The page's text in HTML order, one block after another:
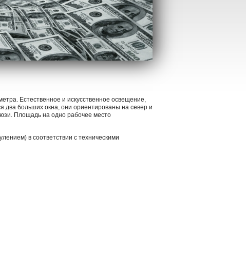
Естественное и искусственное освещение,
два больших окна, они ориентированы на север и
Площадь на одно рабочее место
в соответствии с техническими